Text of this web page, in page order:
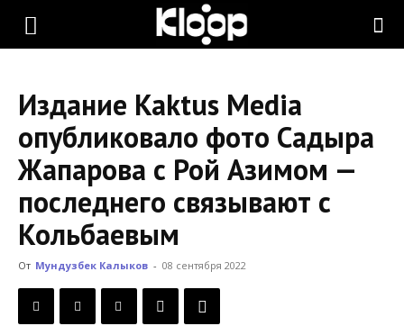
KLOOP.KG
Новости
Кыргызстана
Издание Kaktus Media
опубликовало фото Садыра
Жапарова с Рой Азимом —
последнего связывают с
Кольбаевым
От Мундузбек Калыков - 08 сентября 2022